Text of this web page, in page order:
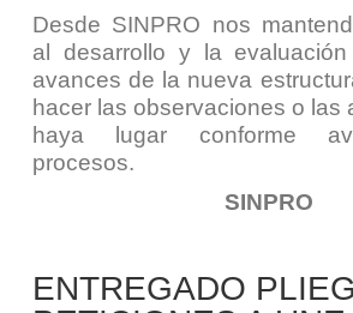
Desde SINPRO nos
al desarrollo y la
avances de la nueva
hacer las observaciones o las
haya lugar conforme
procesos.
SINPRO
ENTREGADO